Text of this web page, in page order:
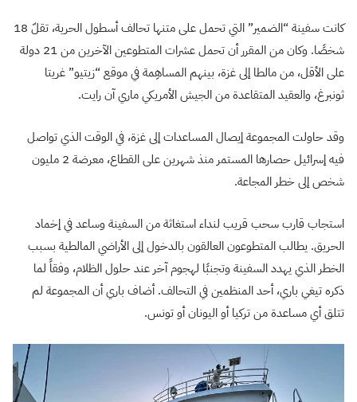
كانت سفينة “الضمير” التي تحمل على متنها تحالف أسطول الحرية، تقلّ 18
شخصًا. وكان من المقرر أن تحمل عشرات المتطوعين الآخرين من 21 دولة
على الأقل، من مالطا إلى غزة، بينهم المساهِمة في موقع “زيتيو” غريتا
ثونبرغ، والعقيد المتقاعدة من الجيش الأمريكي ماري آن رايت.
وقد حاولت المجموعة إيصال المساعدات إلى غزة، في الوقت الذي تواصل
فيه إسرائيل حصارها المستمر منذ شهرين على القطاع، معرضة 2 مليون
شخص إلى خطر المجاعة.
استجاب قارب سحب قريب لنداء استغاثة من السفينة وساعد في إخماد
الحريق. يطالب المتطوعون العالقون بالدخول إلى الأراضي المالطية بسبب
الخطر الذي يهدد السفينة وتجنبًا لهجوم آخر عند حلول الظلام، وفقاً لما
ذكره تيغي باري، أحد المنظمين في التحالف. أضاف باري أن المجموعة لم
تتلق أي مساعدة من تركيا أو اليونان أو تونس.